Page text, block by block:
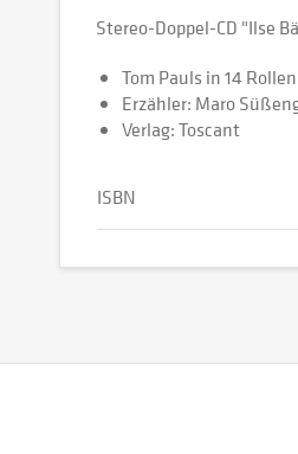
Stereo-Doppel-CD "Ilse
Tom Pauls in 14 Rollen
Erzähler: Maro
Verlag: Toscant
ISBN